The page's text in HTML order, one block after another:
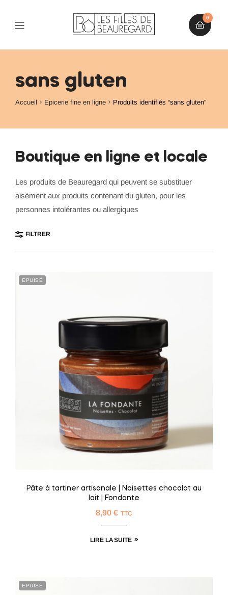
0
sans gluten
Accueil Epicerie fine en ligne Produits identifiés “sans gluten”
Boutique en ligne et locale
Les produits de Beauregard qui peuvent se substituer
aisément aux produits contenant du gluten, pour les
personnes intolérantes ou allergiques
FILTRER
EPUISÉ
Pâte à tartiner artisanale | Noisettes chocolat au
lait | Fondante
8,90 € TTC
LIRE LA SUITE
EPUISÉ